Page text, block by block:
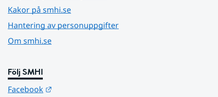
Kakor på smhi.se
Hantering av personuppgifter
Om smhi.se
Följ SMHI
Facebook